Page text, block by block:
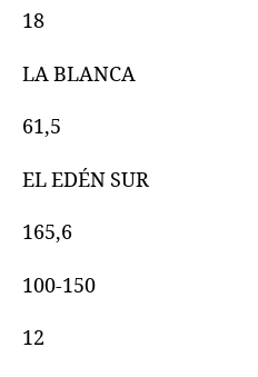
18
LA BLANCA
61,5
EL EDÉN SUR
165,6
100-150
12